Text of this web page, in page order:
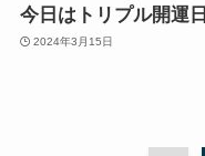
今日はトリプル開運
2024年3月15日